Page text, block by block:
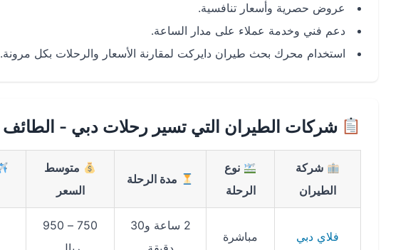
عروض حصرية وأسعار تنافسية.
دعم فني وخدمة عملاء على مدار الساعة.
استخدام محرك بحث طيران دايركت لمقارنة الأسعار والرحلات بكل مرونة.
شركات الطيران التي تسير رحلات دبي - الطائف
شركة
الطيران
نوع
الرحلة
مدة الرحلة
متوسط
السعر
فلاي دبي مباشرة
2 ساعة و30
750 – 950